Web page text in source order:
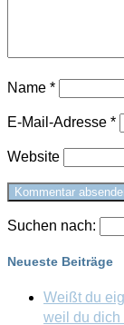
Name *
E-Mail-Adresse *
Website
Suchen nach:
Neueste Beiträge
Weißt du
weil du dich